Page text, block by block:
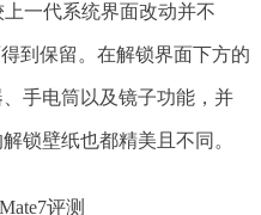
一代系统界面改动并不
到保留。在解锁界面下方的
手电筒以及镜子功能，并
锁壁纸也都精美且不同。